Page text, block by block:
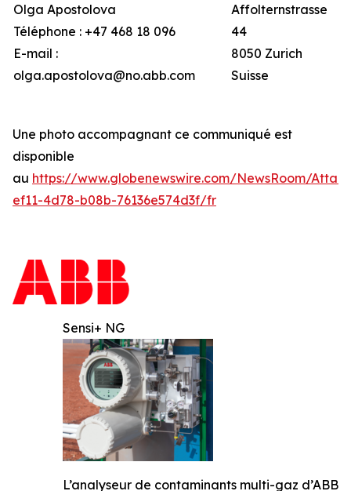
Olga Apostolova
Téléphone : +47 468 18 096
E-mail :
olga.apostolova@no.abb.com
Affolternstrasse
44
8050 Zurich
Suisse
Une photo accompagnant ce communiqué est
disponible
au https://www.globenewswire.com/NewsRoom/
ef11-4d78-b08b-76136e574d3f/fr
Sensi+ NG
L’analyseur de contaminants multi-gaz d’ABB